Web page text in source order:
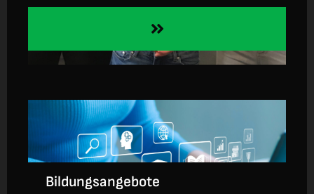
Bildungsangebote